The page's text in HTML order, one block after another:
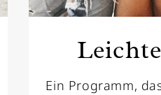
Ein Programm,